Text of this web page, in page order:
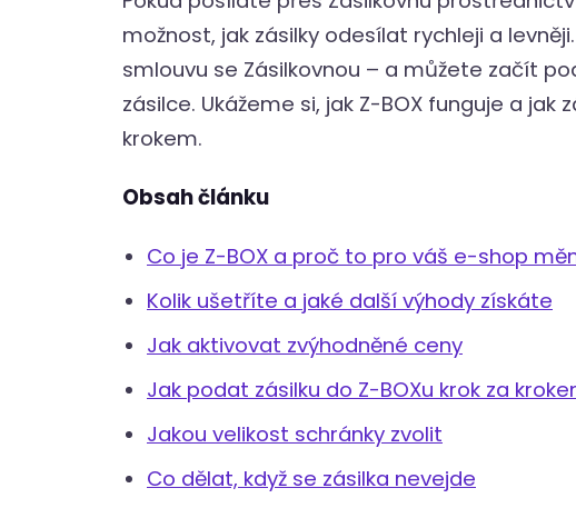
možnost, jak zásilky odesílat rychleji a
smlouvu se Zásilkovnou – a můžete začít
zásilce. Ukážeme si, jak Z-BOX funguje a jak
krokem.
Obsah článku
Co je Z-BOX a proč to pro váš e-shop
Kolik ušetříte a jaké další výhody získáte
Jak aktivovat zvýhodněné ceny
Jak podat zásilku do Z-BOXu krok za
Jakou velikost schránky zvolit
Co dělat, když se zásilka nevejde